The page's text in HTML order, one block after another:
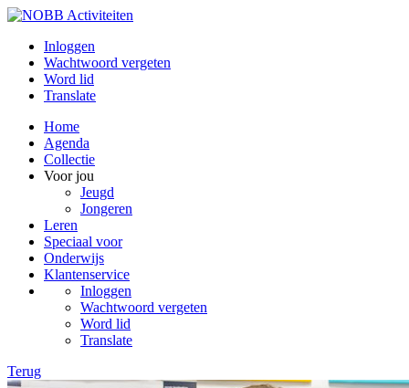
Inloggen
Wachtwoord vergeten
Word lid
Translate
Home
Agenda
Collectie
Voor jou
Jeugd
Jongeren
Leren
Speciaal voor
Onderwijs
Klantenservice
Inloggen
Wachtwoord vergeten
Word lid
Translate
Terug